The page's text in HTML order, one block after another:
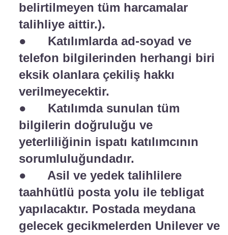
belirtilmeyen tüm harcamalar
talihliye aittir.).
● Katılımlarda ad-soyad ve
telefon bilgilerinden herhangi biri
eksik olanlara çekiliş hakkı
verilmeyecektir.
● Katılımda sunulan tüm
bilgilerin doğruluğu ve
yeterliliğinin ispatı katılımcının
sorumluluğundadır.
● Asil ve yedek talihlilere
taahhütlü posta yolu ile tebligat
yapılacaktır. Postada meydana
gelecek gecikmelerden Unilever ve